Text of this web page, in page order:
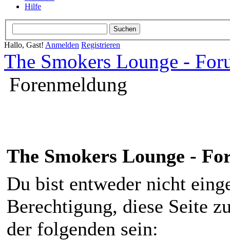
Hilfe
Hallo, Gast! Anmelden Registrieren
The Smokers Lounge -
Forenmeldung
The Smokers Lounge -
Du bist entweder nicht
Berechtigung, diese Seite
der folgenden sein: